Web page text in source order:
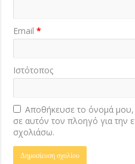
Email*
Ιστότοπος
Αποθήκευσε το όνομά μου,
σε αυτόν τον πλοηγό για
σχολιάσω.